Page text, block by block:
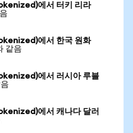
에서 터키 리라
에서 한국 원화
같음
에서 러시아 루블
에서 캐나다 달러